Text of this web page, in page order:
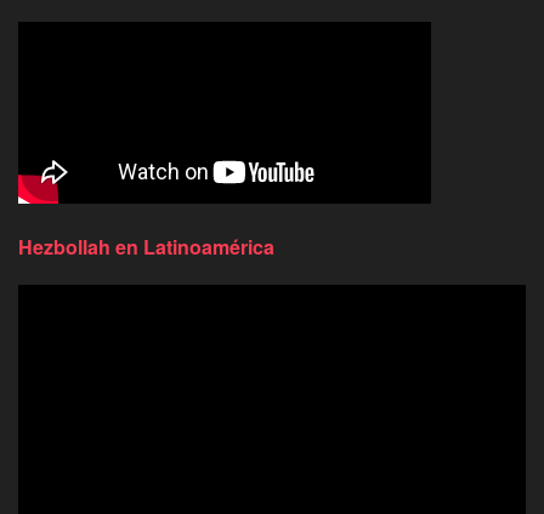
Hezbollah en Latinoamérica